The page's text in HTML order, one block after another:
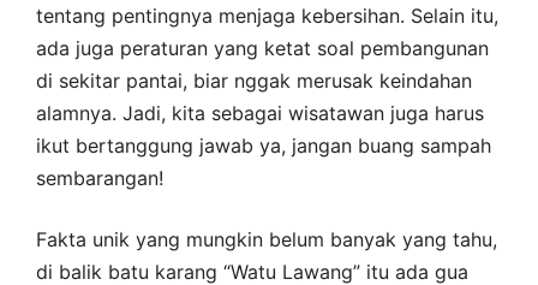
tentang pentingnya menjaga kebersihan. Selain itu,
ada juga peraturan yang ketat soal pembangunan
di sekitar pantai, biar nggak merusak keindahan
alamnya. Jadi, kita sebagai wisatawan juga harus
ikut bertanggung jawab ya, jangan buang sampah
sembarangan!
Fakta unik yang mungkin belum banyak yang tahu,
di balik batu karang “Watu Lawang” itu ada gua